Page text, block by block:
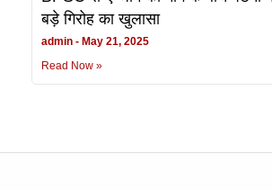
बड़े गिरोह का खुलासा
admin
May 21, 2025
Read Now »